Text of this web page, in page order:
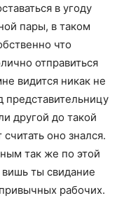
в угоду
пары, в таком
что
отправиться
видится никак не
представительницу
другой до такой
оно знался.
так же по этой
ты свидание
рабочих.